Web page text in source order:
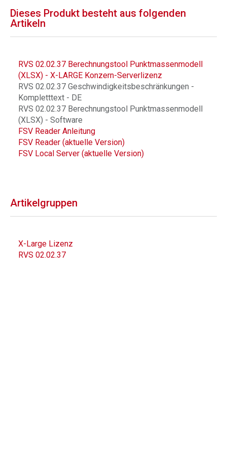
Dieses Produkt besteht aus folgenden
Artikeln
RVS 02.02.37 Berechnungstool Punktmassenmodell
(XLSX) - X-LARGE Konzern-Serverlizenz
RVS 02.02.37 Geschwindigkeitsbeschränkungen -
Kompletttext - DE
RVS 02.02.37 Berechnungstool Punktmassenmodell
(XLSX) - Software
FSV Reader Anleitung
FSV Reader (aktuelle Version)
FSV Local Server (aktuelle Version)
Artikelgruppen
X-Large Lizenz
RVS 02.02.37